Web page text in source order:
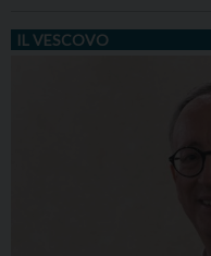
IL VESCOVO